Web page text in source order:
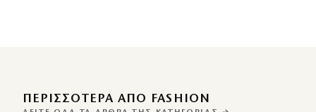
ΠΕΡΙΣΣΌΤΕΡΑ ΑΠΌ FASHION